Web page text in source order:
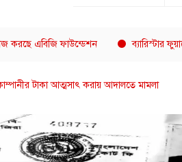
ফাউন্ডেশন ব্যারিস্টার ফুয়াদের
টাকা আত্মসাৎ করায় আদালতে মামলা